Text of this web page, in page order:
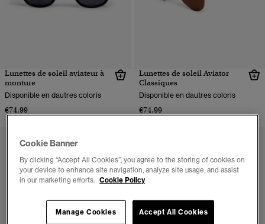
Lunettes de soleil aviateur à
monture
Disponible en dautres coloris
€74.99
Lunettes de soleil Aviator
Classiques
Disponible en dautres coloris
€74.99
Cookie Banner
By clicking “Accept All Cookies”, you agree to the storing of cookies on
your device to enhance site navigation, analyze site usage, and assist
in our marketing efforts. Cookie Policy
Accept All Cookies
Manage Cookies